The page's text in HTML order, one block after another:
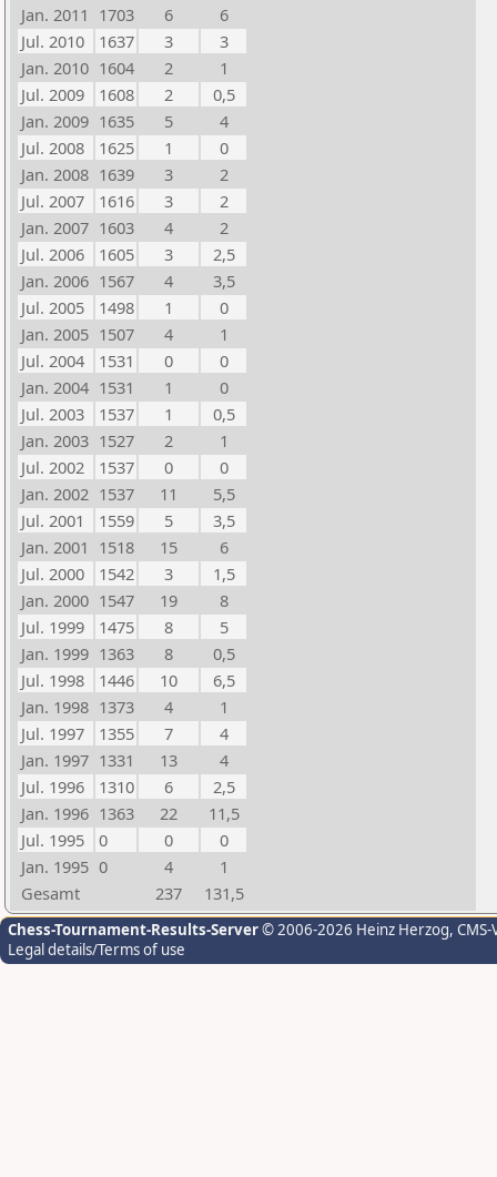
Jan. 2011 1703 6
6
Jul. 2010
1637 3
3
Jan. 2010 1604 2
1
Jul. 2009
1608 2
0,5
Jan. 2009 1635 5
4
Jul. 2008
1625 1
0
Jan. 2008 1639 3
2
Jul. 2007
1616 3
2
Jan. 2007 1603 4
2
Jul. 2006
1605 3
2,5
Jan. 2006 1567 4
3,5
Jul. 2005
1498 1
0
Jan. 2005 1507 4
1
Jul. 2004
1531 0
0
Jan. 2004 1531 1
0
Jul. 2003
1537 1
0,5
Jan. 2003 1527 2
1
Jul. 2002
1537 0
0
Jan. 2002 1537 11
5,5
Jul. 2001
1559 5
3,5
Jan. 2001 1518 15
6
Jul. 2000
1542 3
1,5
Jan. 2000 1547 19
8
Jul. 1999
1475 8
5
Jan. 1999 1363 8
0,5
Jul. 1998
1446 10
6,5
Jan. 1998 1373 4
1
Jul. 1997
1355 7
4
Jan. 1997 1331 13
4
Jul. 1996
1310 6
2,5
Jan. 1996 1363 22
11,5
Jul. 1995
0 0
0
Jan. 1995 0 4
1
Gesamt
237 131,5
Chess-Tournament-Results-Server© 2006-2026 Heinz Herzog,
Legal details/Terms of use